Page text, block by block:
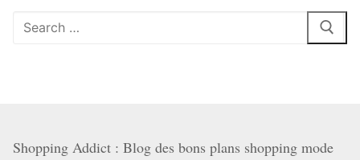
Rechercher
Shopping Addict : Blog des bons plans shopping mode